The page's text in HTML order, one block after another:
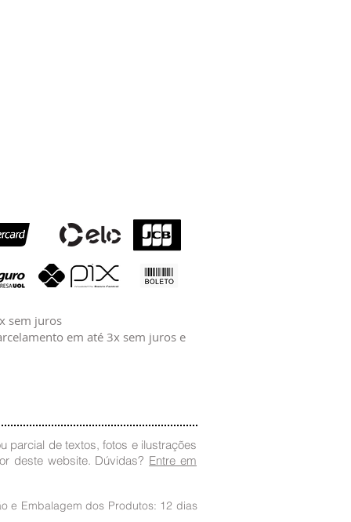
sem juros
em até 3x sem juros e
parcial de textos, fotos e ilustrações
deste website. Dúvidas? Entre em
e Embalagem dos Produtos: 12 dias